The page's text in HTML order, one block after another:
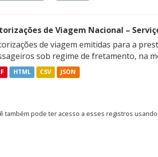
de Viagem Nacional –
de viagem emitidas para a
sob regime de fretamento, na
HTML CSV JSON
também pode ter acesso a esses registros usando